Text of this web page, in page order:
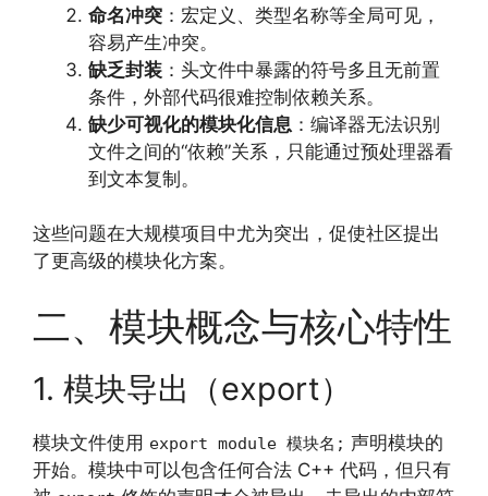
命名冲突 ：宏定义、类型名称等全局可见，
容易产生冲突。
缺乏封装 ：头文件中暴露的符号多且无前置
条件，外部代码很难控制依赖关系。
缺少可视化的模块化信息 ：编译器无法识别
文件之间的“依赖”关系，只能通过预处理器看
到文本复制。
这些问题在大规模项目中尤为突出，促使社区提出
了更高级的模块化方案。
二、模块概念与核心特性
1. 模块导出（export）
模块文件使用 export module 模块名; 声明模块的
开始。模块中可以包含任何合法 C++ 代码，但只有